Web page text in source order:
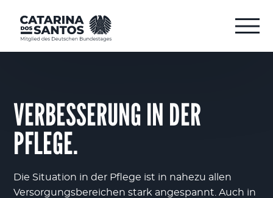
VERBESSERUNG IN DER
PFLEGE.
Die Situation in der Pflege ist in nahezu allen
Versorgungsbereichen stark angespannt. Auch in